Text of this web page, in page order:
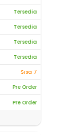
Tersedia
Tersedia
Tersedia
Tersedia
Sisa 7
Pre Order
Pre Order